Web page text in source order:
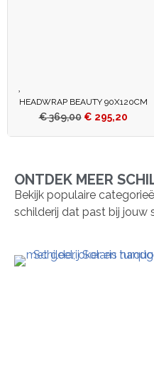
HEADWRAP BEAUTY 90X120CM
€369,00 € 295,20
ONTDEK MEER
Bekijk populaire
schilderij dat past bij jouw